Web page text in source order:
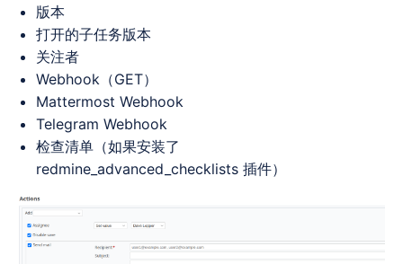
版本
打开的子任务版本
关注者
Webhook（GET）
Mattermost Webhook
Telegram Webhook
检查清单（如果安装了
redmine_advanced_checklists 插件）